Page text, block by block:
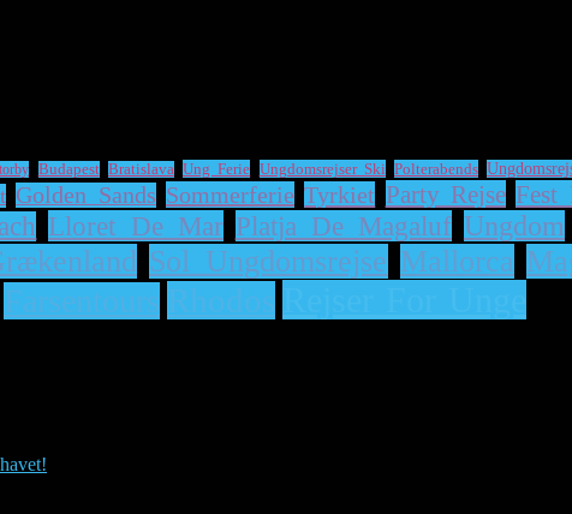
Budapest Bratislava Ung Ferie Ungdomsrejser Ski Polterabends
Golden Sands Sommerferie Tyrkiet Party Rejse Fest
Lloret De Mar Platja De Magaluf Ungdom
Sol Ungdomsrejse Mallorca
Farsentours Rhodos